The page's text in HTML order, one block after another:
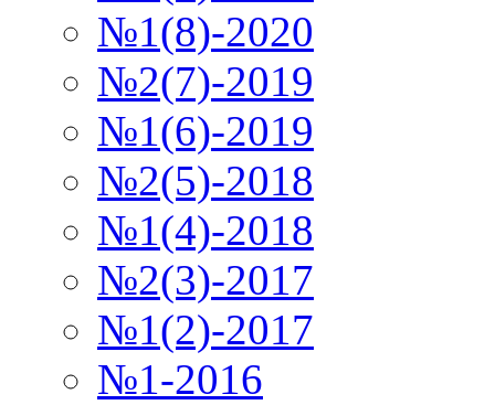
№1(8)-2020
№2(7)-2019
№1(6)-2019
№2(5)-2018
№1(4)-2018
№2(3)-2017
№1(2)-2017
№1-2016